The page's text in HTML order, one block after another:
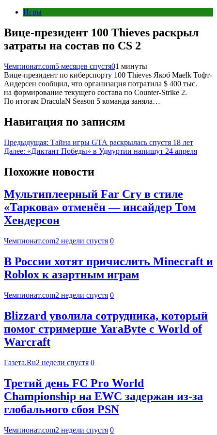
Игры
Вице-президент 100 Thieves раскрыл
затраты на состав по CS 2
Чемпионат.com5 месяцев спустя01 минуты
Вице-президент по киберспорту 100 Thieves Якоб Maelk Тофт-
Андерсен сообщил, что организация потратила $ 400 тыс.
на формирование текущего состава по Counter-Strike 2.
По итогам DraculaN Season 5 команда заняла…
Навигация по записям
Предыдущая: Тайна игры GTA раскрылась спустя 18 лет
Далее: «Диктант Победы» в Удмуртии напишут 24 апреля
Похожие новости
Мультиплеерный Far Cry в стиле
«Таркова» отменён — инсайдер Том
Хендерсон
Чемпионат.com2 недели спустя 0
В России хотят причислить Minecraft и
Roblox к азартным играм
Чемпионат.com2 недели спустя 0
Blizzard уволила сотрудника, который
помог стримерше YaraByte с World of
Warcraft
Газета.Ru2 недели спустя 0
Третий день FC Pro World
Championship на EWC задержан из-за
глобального сбоя PSN
Чемпионат.com2 недели спустя 0